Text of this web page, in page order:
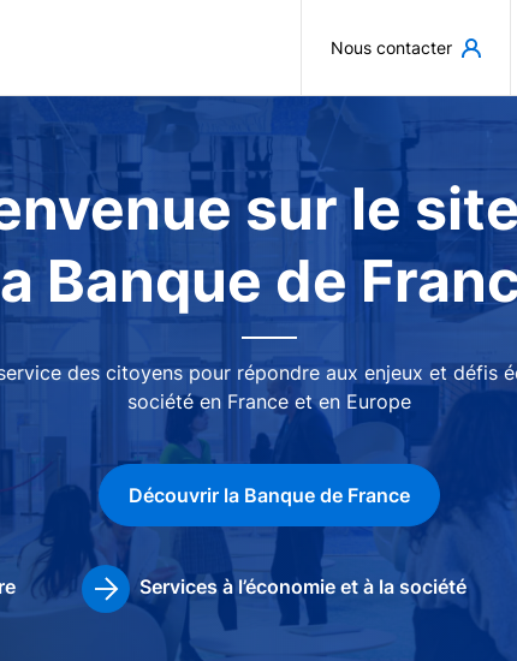
Nous contacter
sur le
Banque de
des citoyens pour répondre aux enjeux et défis
société en France et en Europe
Découvrir la Banque de France
Services à l’économie et à la société